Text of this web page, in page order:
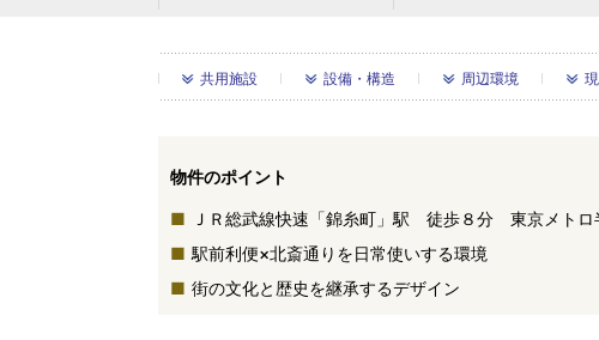
共用施設 設備・構造 周辺環境
物件のポイント
ＪＲ総武線快速「錦糸町」駅 徒歩８分 東京メト
駅前利便×北斎通りを日常使いする環境
街の文化と歴史を継承するデザイン